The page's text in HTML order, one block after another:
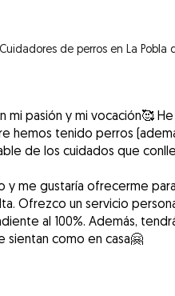
Cuidadores de perros en La Pobla
mi pasión y mi vocación🥰
hemos tenido perros
de los cuidados que
y me gustaría ofrecerme
Ofrezco un servicio
al 100%. Además,
sientan como en casa🤗